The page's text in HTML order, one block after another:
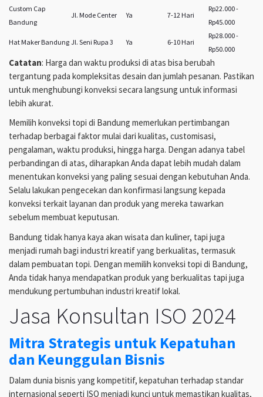
Custom Cap
Bandung
Jl. Mode Center Ya 7-12 Hari
Rp22.000 -
Rp45.000
Hat Maker Bandung Jl. Seni Rupa 3 Ya 6-10 Hari
Rp28.000 -
Rp50.000
Catatan: Harga dan waktu produksi di atas bisa berubah
tergantung pada kompleksitas desain dan jumlah pesanan. Pastikan
untuk menghubungi konveksi secara langsung untuk informasi
lebih akurat.
Memilih konveksi topi di Bandung memerlukan pertimbangan
terhadap berbagai faktor mulai dari kualitas, customisasi,
pengalaman, waktu produksi, hingga harga. Dengan adanya tabel
perbandingan di atas, diharapkan Anda dapat lebih mudah dalam
menentukan konveksi yang paling sesuai dengan kebutuhan Anda.
Selalu lakukan pengecekan dan konfirmasi langsung kepada
konveksi terkait layanan dan produk yang mereka tawarkan
sebelum membuat keputusan.
Bandung tidak hanya kaya akan wisata dan kuliner, tapi juga
menjadi rumah bagi industri kreatif yang berkualitas, termasuk
dalam pembuatan topi. Dengan memilih konveksi topi di Bandung,
Anda tidak hanya mendapatkan produk yang berkualitas tapi juga
mendukung pertumbuhan industri kreatif lokal.
Jasa Konsultan ISO 2024
Mitra Strategis untuk Kepatuhan
dan Keunggulan Bisnis
Dalam dunia bisnis yang kompetitif, kepatuhan terhadap standar
internasional seperti ISO menjadi kunci untuk memastikan kualitas,